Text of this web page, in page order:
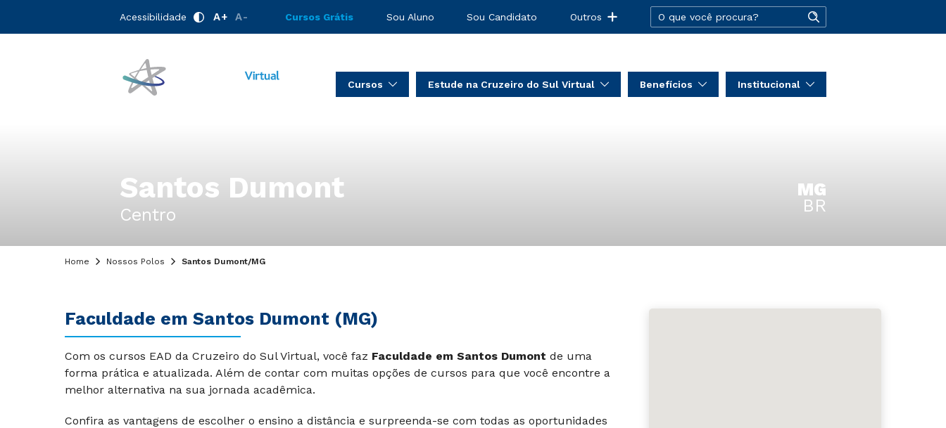
Acessibilidade A+ A- Cursos Grátis Sou Aluno Sou Candidato Outros
Cursos Estude na Cruzeiro do Sul Virtual Benefícios Institucional
Santos Dumont
Centro
MG
BR
Home Nossos Polos Santos Dumont/MG
Faculdade em Santos Dumont (MG)
Com os cursos EAD da Cruzeiro do Sul Virtual, você faz Faculdade em Santos Dumont de uma
forma prática e atualizada. Além de contar com muitas opções de cursos para que você encontre a
melhor alternativa na sua jornada acadêmica.
Confira as vantagens de escolher o ensino a distância e surpreenda-se com todas as oportunidades